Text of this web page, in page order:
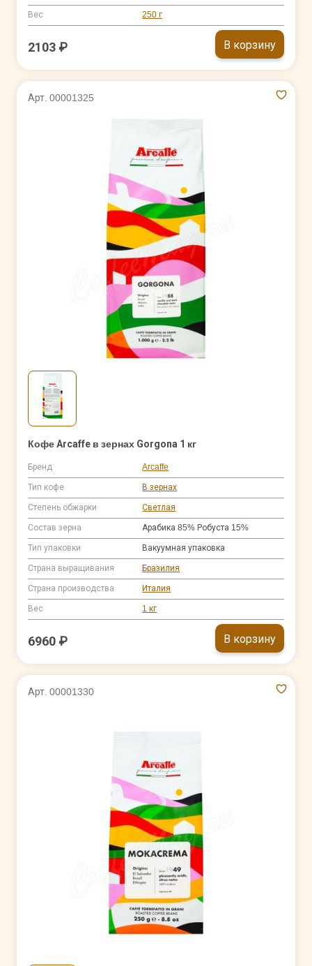
Вес 250 г
2103 ₽ В корзину
Арт. 00001325
Кофе Arcaffe в зернах Gorgona 1 кг
Бренд Arcaffe
Тип кофе В зернах
Степень обжарки Светлая
Состав зерна Арабика 85% Робуста 15%
Тип упаковки Вакуумная упаковка
Страна выращивания Бразилия
Страна производства Италия
Вес 1 кг
6960 ₽ В корзину
Арт. 00001330